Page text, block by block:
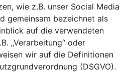
wie z.B. unser Social Media
gemeinsam bezeichnet als
auf die verwendeten
„Verarbeitung“ oder
wir auf die Definitionen
(DSGVO).